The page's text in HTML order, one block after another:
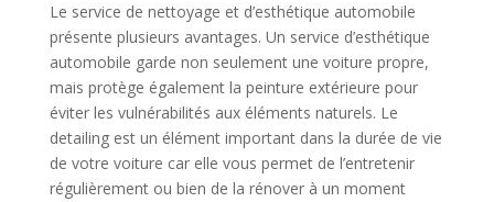
Le service de nettoyage et d’esthétique automobile
présente plusieurs avantages. Un service d’esthétique
automobile garde non seulement une voiture propre,
mais protège également la peinture extérieure pour
éviter les vulnérabilités aux éléments naturels. Le
detailing est un élément important dans la durée de vie
de votre voiture car elle vous permet de l’entretenir
régulièrement ou bien de la rénover à un moment